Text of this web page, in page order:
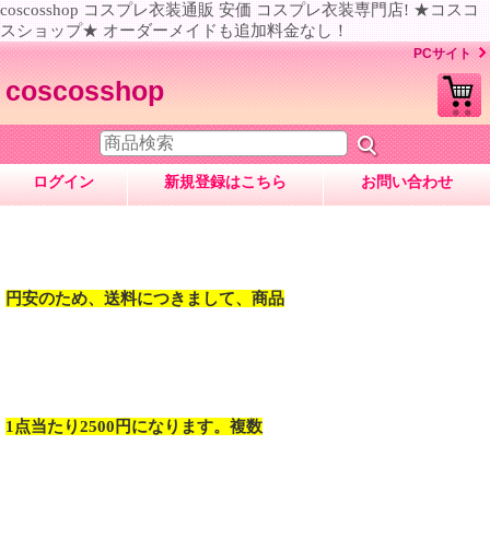
coscosshop コスプレ衣装通販 安価 コスプレ衣装専門店! ★コスコ
スショップ★ オーダーメイドも追加料金なし！
PCサイト
coscosshop
ログイン 新規登録はこちら お問い合わせ
円安のため、送料につきまして、商品
1点当たり2500円になります。複数